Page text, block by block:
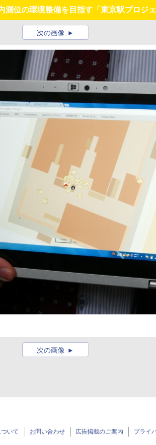
測位の環境整備を目指す「東京駅プロジ
次の画像
次の画像
いて お問い合わせ 広告掲載のご案内 プライ